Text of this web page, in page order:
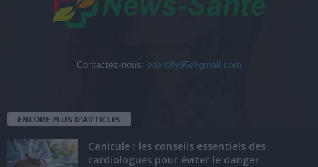
Contactez-nous: edentify95@gmail.com
ENCORE PLUS D'ARTICLES
Canicule : les conseils essentiels des
cardiologues pour éviter le danger